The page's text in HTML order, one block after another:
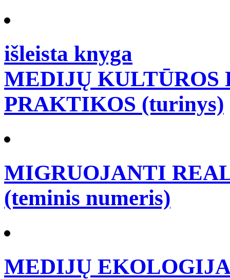
išleista knyga
MEDIJŲ KULTŪROS
PRAKTIKOS (turinys)
MIGRUOJANTI
(teminis numeris)
MEDIJŲ